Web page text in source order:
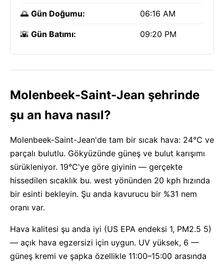
🌅 Gün Doğumu: 06:16 AM
🌇 Gün Batımı: 09:20 PM
Molenbeek-Saint-Jean şehrinde
şu an hava nasıl?
Molenbeek-Saint-Jean'de tam bir sıcak hava: 24°C ve
parçalı bulutlu. Gökyüzünde güneş ve bulut karışımı
sürükleniyor. 19°C'ye göre giyinin — gerçekte
hissedilen sıcaklık bu. west yönünden 20 kph hızında
bir esinti bekleyin. Şu anda kavurucu bir %31 nem
oranı var.
Hava kalitesi şu anda iyi (US EPA endeksi 1, PM2.5 5)
— açık hava egzersizi için uygun. UV yüksek, 6 —
güneş kremi ve şapka özellikle 11:00–15:00 arasında